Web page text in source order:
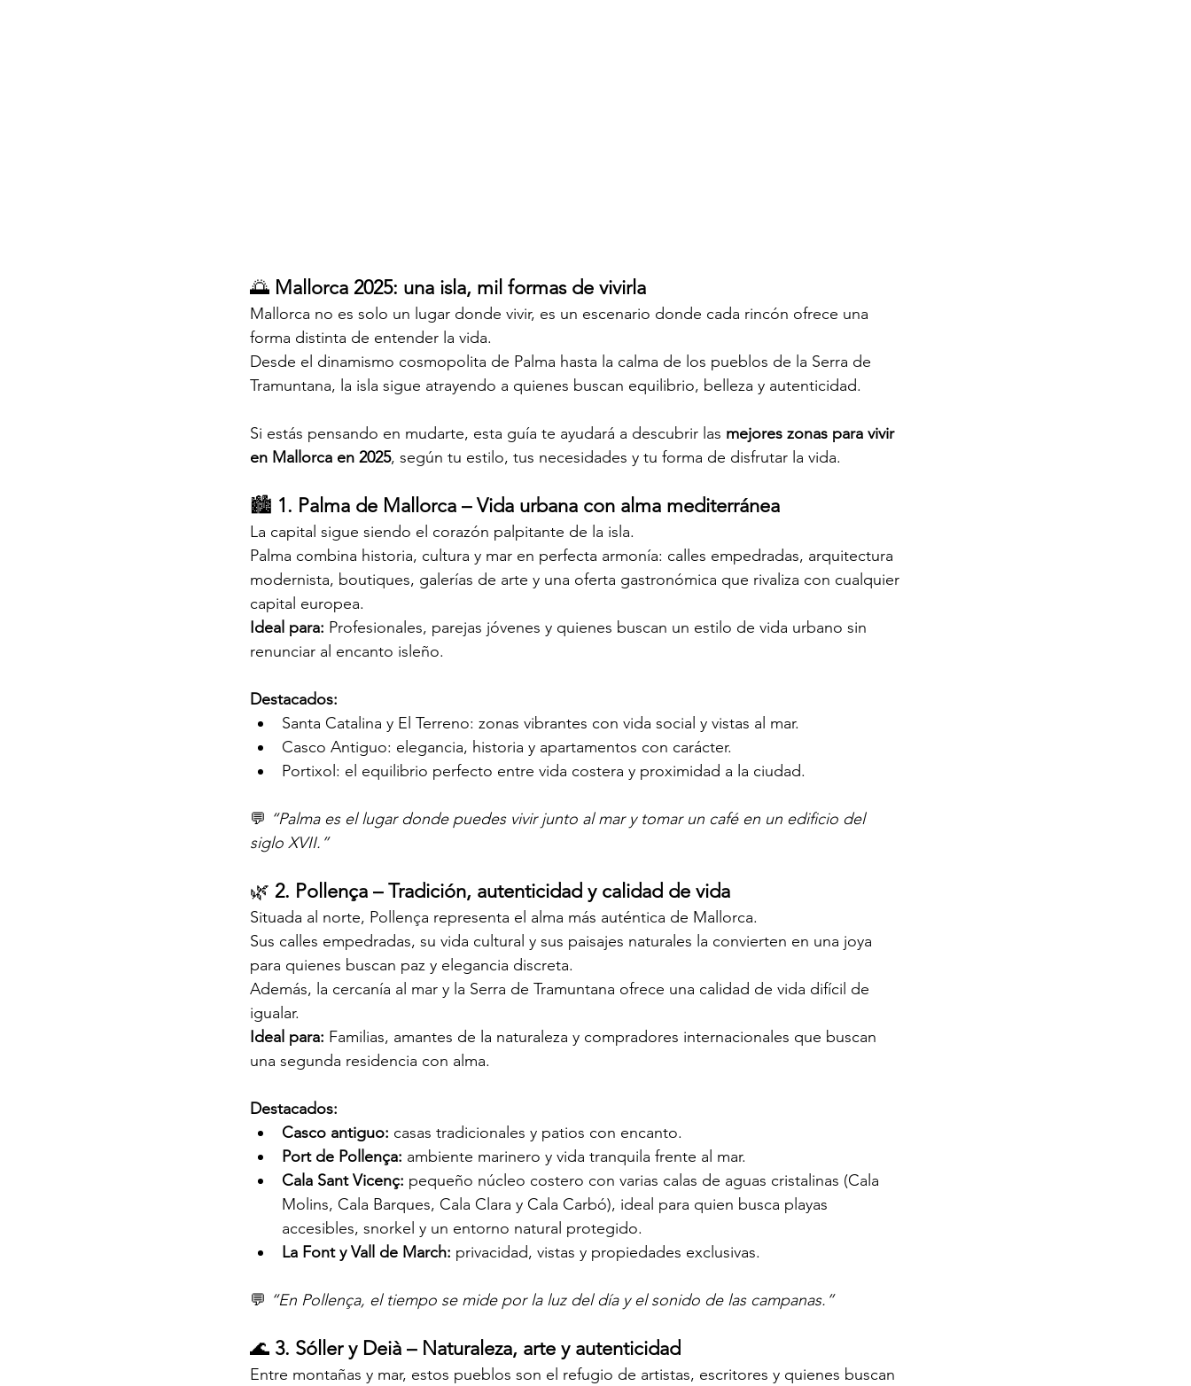
🌅 Mallorca 2025: una isla, mil formas de vivirla
Mallorca no es solo un lugar donde vivir, es un escenario donde cada rincón ofrece una
forma distinta de entender la vida.
Desde el dinamismo cosmopolita de Palma hasta la calma de los pueblos de la Serra de
Tramuntana, la isla sigue atrayendo a quienes buscan equilibrio, belleza y autenticidad.
Si estás pensando en mudarte, esta guía te ayudará a descubrir las mejores zonas para vivir
en Mallorca en 2025, según tu estilo, tus necesidades y tu forma de disfrutar la vida.
🏙️ 1. Palma de Mallorca – Vida urbana con alma mediterránea
La capital sigue siendo el corazón palpitante de la isla.
Palma combina historia, cultura y mar en perfecta armonía: calles empedradas, arquitectura
modernista, boutiques, galerías de arte y una oferta gastronómica que rivaliza con cualquier
capital europea.
Ideal para: Profesionales, parejas jóvenes y quienes buscan un estilo de vida urbano sin
renunciar al encanto isleño.
Destacados:
Santa Catalina y El Terreno: zonas vibrantes con vida social y vistas al mar.
Casco Antiguo: elegancia, historia y apartamentos con carácter.
Portixol: el equilibrio perfecto entre vida costera y proximidad a la ciudad.
💬 “Palma es el lugar donde puedes vivir junto al mar y tomar un café en un edificio del
siglo XVII.”
🌿 2. Pollença – Tradición, autenticidad y calidad de vida
Situada al norte, Pollença representa el alma más auténtica de Mallorca.
Sus calles empedradas, su vida cultural y sus paisajes naturales la convierten en una joya
para quienes buscan paz y elegancia discreta.
Además, la cercanía al mar y la Serra de Tramuntana ofrece una calidad de vida difícil de
igualar.
Ideal para: Familias, amantes de la naturaleza y compradores internacionales que buscan
una segunda residencia con alma.
Destacados:
Casco antiguo: casas tradicionales y patios con encanto.
Port de Pollença: ambiente marinero y vida tranquila frente al mar.
Cala Sant Vicenç: pequeño núcleo costero con varias calas de aguas cristalinas (Cala
Molins, Cala Barques, Cala Clara y Cala Carbó), ideal para quien busca playas
accesibles, snorkel y un entorno natural protegido.
La Font y Vall de March: privacidad, vistas y propiedades exclusivas.
💬 “En Pollença, el tiempo se mide por la luz del día y el sonido de las campanas.”
🌊 3. Sóller y Deià – Naturaleza, arte y autenticidad
Entre montañas y mar, estos pueblos son el refugio de artistas, escritores y quienes buscan